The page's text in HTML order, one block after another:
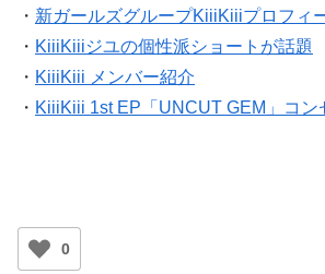
・ 新ガールズグループKiiiKiiiプロフィ
・ KiiiKiiiジユの個性派ショートが話題
・ KiiiKiii メンバー紹介
・ KiiiKiii 1st EP「UNCUT GEM」コン
0